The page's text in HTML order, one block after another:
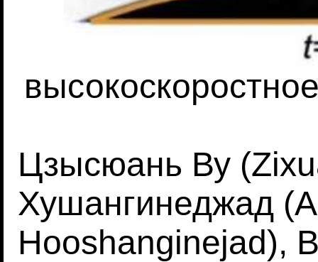
Цзысюань Ву
Хушангинеджад
Hooshanginejad),